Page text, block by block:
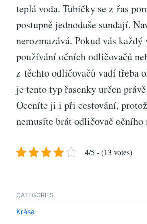
teplá voda. Tubičky se z řas
postupně jednoduše sundají.
nerozmazává. Pokud vás
používání očních odličovačů
z těchto odličovačů vadí třeba
je tento typ řasenky určen
Oceníte ji i při cestování,
nemusíte brát odličovač očního
4/5 - (13 votes)
CATEGORIES
Krása